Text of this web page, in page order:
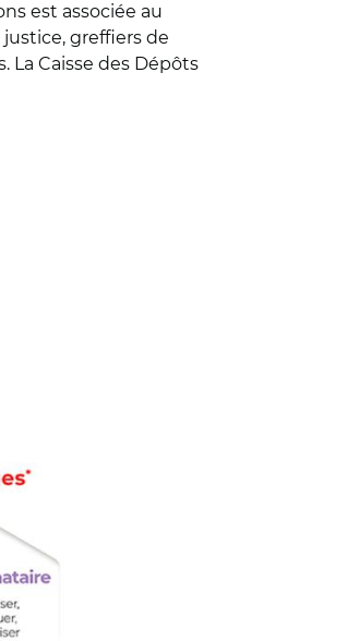
est associée au
greffiers de
Caisse des Dépôts